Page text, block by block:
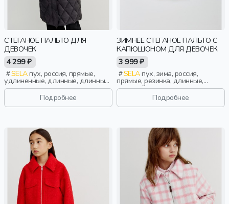
СТЕГАНОЕ ПАЛЬТО ДЛЯ
ДЕВОЧЕК
4 299 ₽
SELAпух, россия, прямые,
удлиненные, длинные, длинный
рукав, капюшон, застежка,
стеганые, кнопки, клапан, школа,
прорези, кулиска, воротник,
воротник-стойка, девочки, дети
Подробнее
ЗИМНЕЕ СТЕГАНОЕ ПАЛЬТО С
КАПЮШОНОМ ДЛЯ ДЕВОЧЕК
3 999 ₽
SELAпух, зима, россия,
прямые, резинка, длинные,
длинный рукав, капюшон,
молния, застежка, стеганые,
манжета, свободные, прорези,
непромокаемые, воротник,
Подробнее